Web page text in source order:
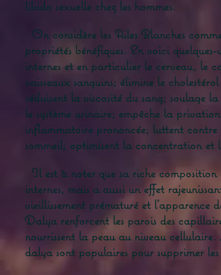
libido sexuelle chez les hommes.
On considère les Ailes Blanches
propriétés bénéfiques. En voici
internes et en particulier le cerveau, le
vaisseaux sanguins; élimine le
réduisent la viscosité du sang; soulage
le système urinaire; empêche la
inflammatoire prononcée; luttent
sommeil; optimisent la concentration
Il est à noter que sa riche composition
internes, mais a aussi un effet
vieillissement prématuré et l'apparence
Dalya renforcent les parois des
nourrissent la peau au niveau cellulaire.
dalya sont populaires pour supprimer